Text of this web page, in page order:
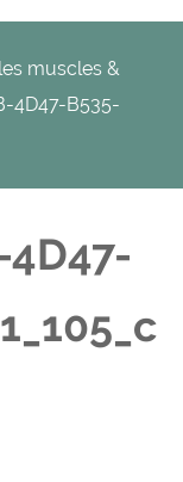
muscles &
4D47-B535-